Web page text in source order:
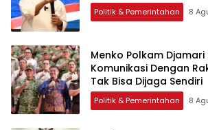
Politik & Pemerintahan 8
Menko Polkam
Komunikasi Dengan
Tak Bisa Dijaga Sendiri
Politik & Pemerintahan 8